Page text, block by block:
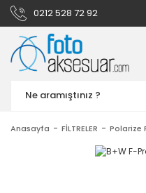
0212 528 72 92
Anasayfa FİLTRELER Polarize